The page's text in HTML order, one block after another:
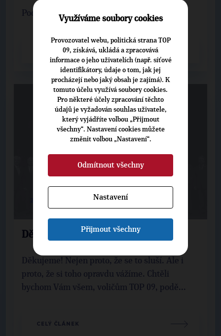
Poděkování volebního lídra Josefa Mladého.
CELÝ ČLÁNEK
Děkujeme všem voličům TOP 09
Děkujeme! Nejen proto, že se to sluší. Ale i
proto, že si toho opravdu vážíme. Chtěli
bychom Vám všem, voličům TOP 09, podě...
CELÝ ČLÁNEK
Využíváme soubory cookies
Provozovatel webu, politická strana TOP
09, získává, ukládá a zpracovává
informace o jeho uživatelích (např. síťové
identifikátory, údaje o tom, jak jej
procházejí nebo jaký obsah je zajímá). K
tomuto účelu využívá soubory cookies.
Pro některé účely zpracování těchto
údajů je vyžadován souhlas uživatele,
který vyjádříte volbou „Přijmout
všechny“. Nastavení cookies můžete
změnit volbou „Nastavení“.
Odmítnout všechny
Nastavení
Přijmout všechny